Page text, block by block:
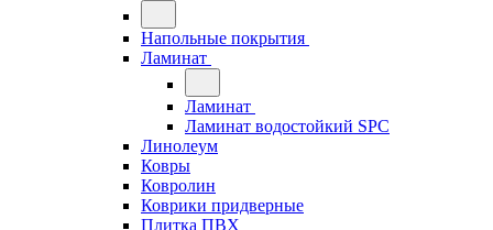
Напольные покрытия
Ламинат
Ламинат
Ламинат водостойкий SPC
Линолеум
Ковры
Ковролин
Коврики придверные
Плитка ПВХ